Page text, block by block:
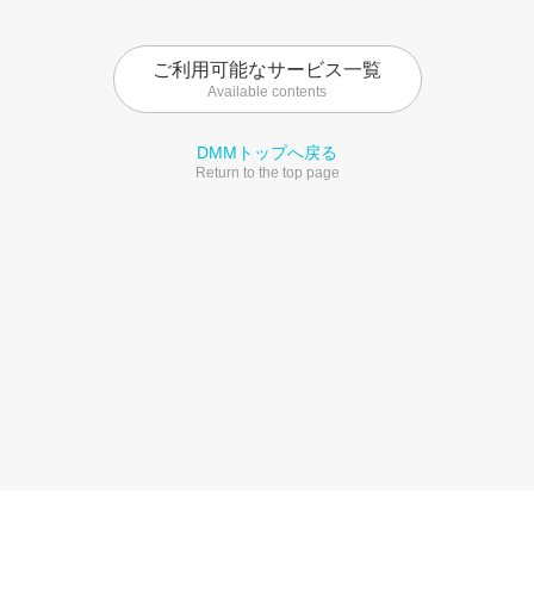
ご利用可能なサービス一覧
Available contents
DMMトップへ戻る
Return to the top page